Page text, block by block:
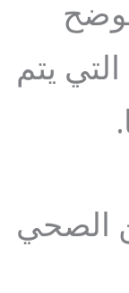
التي يتم
الصحي